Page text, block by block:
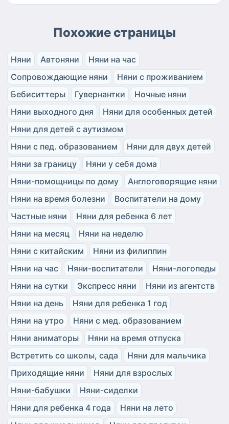
Похожие страницы
Няни Автоняни
Няни на час
Сопровождающие няни
Няни с проживанием
Бебиситтеры
Гувернантки
Ночные няни
Няни выходного дня
Няни для особенных детей
Няни для детей с аутизмом
Няни с пед. образованием
Няни для двух детей
Няни за границу
Няни у себя дома
Няни-помощницы по дому
Англоговорящие няни
Няни на время болезни
Воспитатели на дому
Частные няни
Няни для ребенка 6 лет
Няни на месяц
Няни на неделю
Няни с китайским
Няни из филиппин
Няни на час
Няни-воспитатели
Няни-логопеды
Няни на сутки
Экспресс няни
Няни из агентств
Няни на день
Няни для ребенка 1 год
Няни на утро
Няни с мед. образованием
Няни аниматоры
Няни на время отпуска
Встретить со школы, сада
Няни для мальчика
Приходящие няни
Няни для взрослых
Няни-бабушки
Няни-сиделки
Няни для ребенка 4 года
Няни на лето